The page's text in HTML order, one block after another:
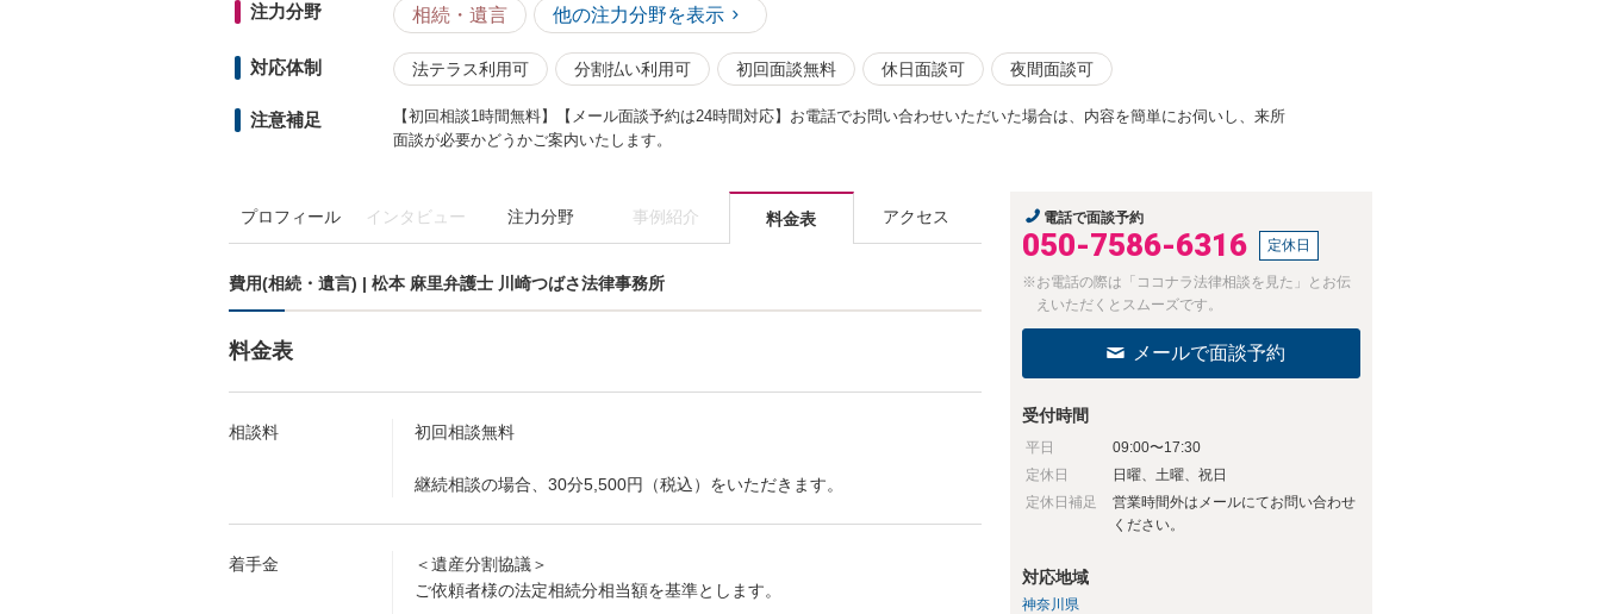
注力分野 相続・遺言 他の注力分野を表示
対応体制 法テラス利用可 分割払い利用可 初回面談無料 休日面談可 夜間面談可
注意補足
【初回相談1時間無料】【メール面談予約は24時間対応】お電話でお問い合わせいただいた場合は、内容を簡単にお伺いし、来所
面談が必要かどうかご案内いたします。
プロフィール インタビュー 注力分野 事例紹介 料金表 アクセス
費用(相続・遺言) | 松本 麻里弁護士 川崎つばさ法律事務所
料金表
相談料 初回相談無料
継続相談の場合、30分5,500円（税込）をいただきます。
着手金
＜遺産分割協議＞
ご依頼者様の法定相続分相当額を基準とします。
電話で面談予約
050-7586-6316 定休日
※お電話の際は「ココナラ法律相談を見た」とお伝
えいただくとスムーズです。
メールで面談予約
受付時間
平日
09:00〜17:30
定休日
日曜、土曜、祝日
定休日補足
営業時間外はメールにてお問い合わせ
ください。
対応地域
神奈川県